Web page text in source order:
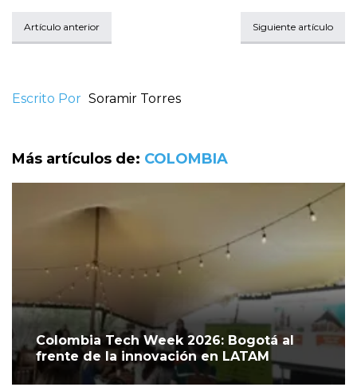
Artículo anterior Siguiente artículo
Escrito Por Soramir Torres
Más artículos de: COLOMBIA
Colombia Tech Week 2026: Bogotá al
frente de la innovación en LATAM